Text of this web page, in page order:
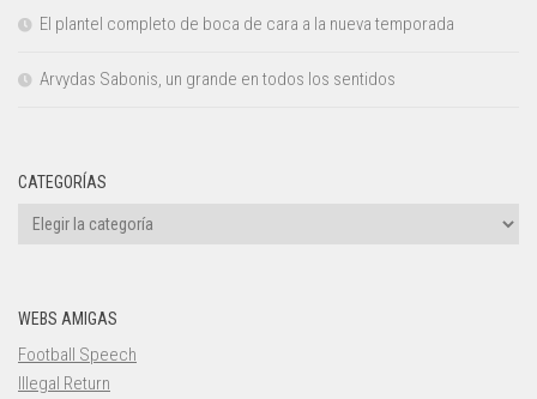
El plantel completo de boca de cara a la nueva temporada
Arvydas Sabonis, un grande en todos los sentidos
CATEGORÍAS
Categorías
WEBS AMIGAS
Football Speech
Illegal Return